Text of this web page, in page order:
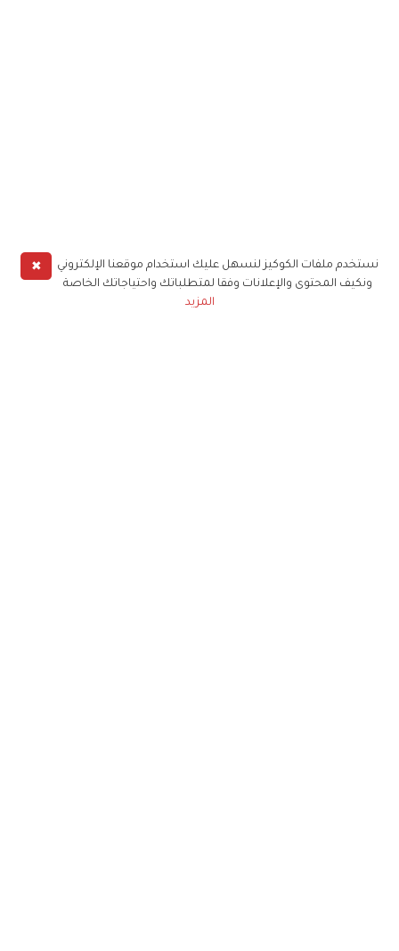
✖
نستخدم ملفات الكوكيز لنسهل عليك استخدام موقعنا الإلكتروني
ونكيف المحتوى والإعلانات وفقا لمتطلباتك واحتياجاتك الخاصة
المزيد